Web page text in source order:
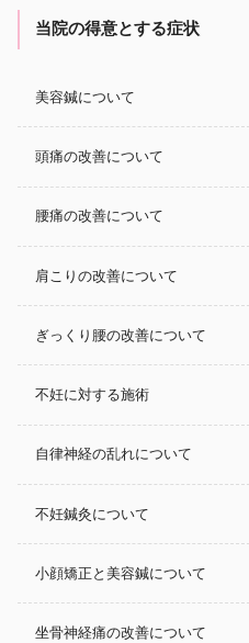
当院の得意とする症状
美容鍼について
頭痛の改善について
腰痛の改善について
肩こりの改善について
ぎっくり腰の改善について
不妊に対する施術
自律神経の乱れについて
不妊鍼灸について
小顔矯正と美容鍼について
坐骨神経痛の改善について